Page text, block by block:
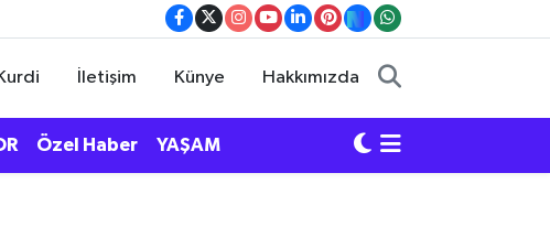
İletişim Künye Hakkımızda
Özel Haber YAŞAM